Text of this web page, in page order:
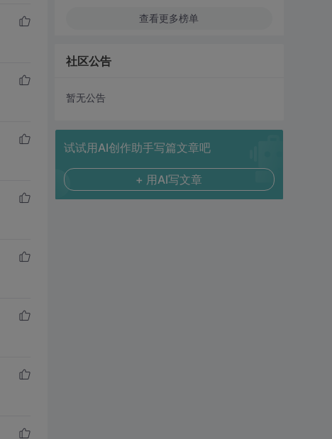
查看更多榜单
社区公告
暂无公告
试试用AI创作助手写篇文章吧
+ 用AI写文章